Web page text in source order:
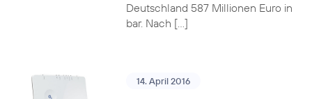
Deutschland 587 Millionen Euro in
bar. Nach […]
14. April 2016